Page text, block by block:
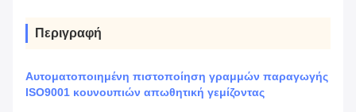
Περιγραφή
Αυτοματοποιημένη πιστοποίηση γραμμών παραγωγής
ISO9001 κουνουπιών απωθητική γεμίζοντας